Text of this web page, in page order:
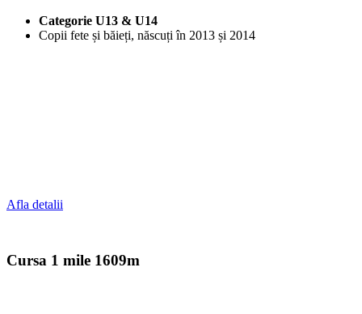
Categorie U13 & U14
Copii fete și băieți, născuți în 2013 și 2014
Afla detalii
Cursa 1 mile 1609m